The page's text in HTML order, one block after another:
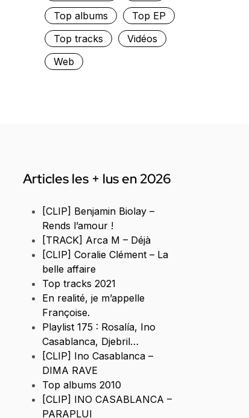
Top albums
Top EP
Top tracks
Vidéos
Web
Articles les + lus en 2026
[CLIP] Benjamin Biolay –
Rends l’amour !
[TRACK] Arca M – Déjà
[CLIP] Coralie Clément – La
belle affaire
Top tracks 2021
En realité, je m’appelle
Françoise.
Playlist 175 : Rosalía, Ino
Casablanca, Djebril…
[CLIP] Ino Casablanca –
DIMA RAVE
Top albums 2010
[CLIP] INO CASABLANCA –
PARAPLUI